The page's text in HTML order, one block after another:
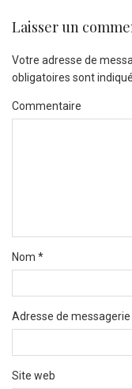
Laisser un
Votre adresse de
obligatoires sont
Commentaire
Nom *
Adresse de messagerie
Site web